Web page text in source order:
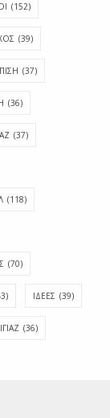
(152)
(39)
(37)
(36)
(37)
(118)
(70)
ΙΔΈΕΣ (39)
(36)